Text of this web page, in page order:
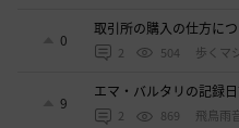
0
取引所の購入の仕方に
2 504 歩くマ
9
エマ・バルタリの記録
2 869 飛鳥雨